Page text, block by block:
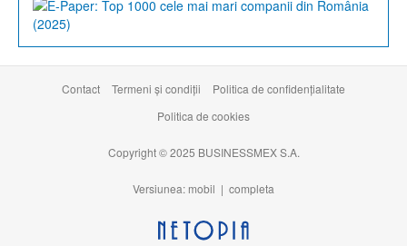
Contact Termeni şi condiţii
Politica de confidențialitate
Politica de cookies
Copyright © 2025 BUSINESSMEX S.A.
Versiunea: mobil | completa